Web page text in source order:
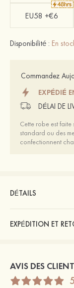
EU58 +€6
Disponibilité : En
Commandez
EXPÉDIÉ
DÉLAI DE
Cette robe est
standard ou des
confectionnent
DÉTAILS
EXPÉDITION ET
AVIS DES